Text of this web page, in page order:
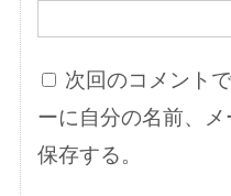
次回のコメント
ーに自分の名前、
保存する。